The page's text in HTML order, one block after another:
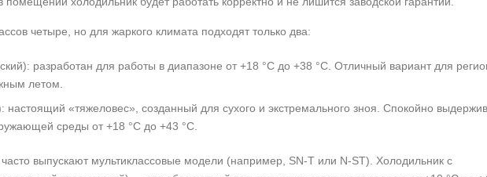
четыре, но для жаркого климата подходят только два:
разработан для работы в диапазоне от +18 °C до +38 °C. Отличный вариант для
летом.
настоящий «тяжеловес», созданный для сухого и экстремального зноя. Спокойно
среды от +18 °C до +43 °C.
выпускают мультиклассовые модели (например, SN-T или N-ST). Холодильник с